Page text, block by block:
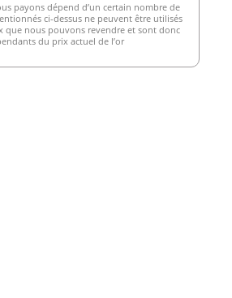
payons dépend d’un certain nombre de
ci-dessus ne peuvent être utilisés
que nous pouvons revendre et sont donc
du prix actuel de l’or